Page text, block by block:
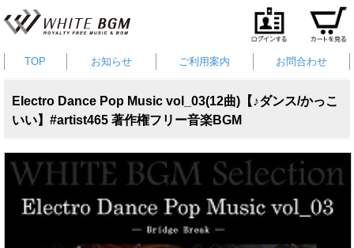
TOP お知らせ ご利用案内 お問合わせ
Electro Dance Pop Music vol_03(12曲)【♪ダンス/かっこ
いい】#artist465 著作権フリー音楽BGM